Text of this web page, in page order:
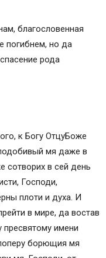
благословенная
погибнем, но да
рода
к Богу ОтцуБоже
мя даже в
сотворих в сей день
Господи,
плоти и духа. И
в мире, да востав
имени
борющия мя